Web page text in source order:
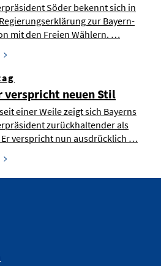
Söder bekennt sich in
zur Bayern-
mit den Freien Wählern. …
verspricht neuen Stil
einer Weile zeigt sich Bayerns
zurückhaltender als
verspricht nun ausdrücklich …